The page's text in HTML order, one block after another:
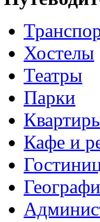
Хостелы
Театры
Парки
Кафе и